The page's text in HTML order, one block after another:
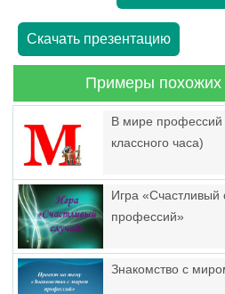
Скачать презентацию
Примеры похожих
В мире
классного часа)
Игра «Счастливый
профессий»
Знакомство с